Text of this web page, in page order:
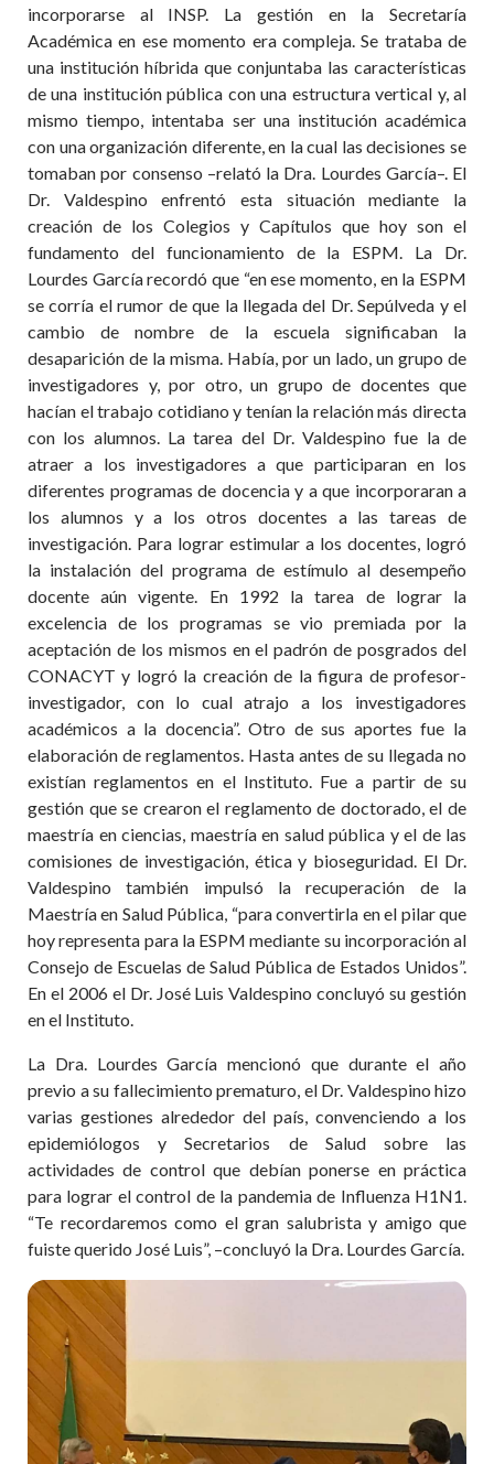
incorporarse al INSP. La gestión en la Secretaría
Académica en ese momento era compleja. Se trataba de
una institución híbrida que conjuntaba las características
de una institución pública con una estructura vertical y, al
mismo tiempo, intentaba ser una institución académica
con una organización diferente, en la cual las decisiones se
tomaban por consenso –relató la Dra. Lourdes García–. El
Dr. Valdespino enfrentó esta situación mediante la
creación de los Colegios y Capítulos que hoy son el
fundamento del funcionamiento de la ESPM. La Dr.
Lourdes García recordó que “en ese momento, en la ESPM
se corría el rumor de que la llegada del Dr. Sepúlveda y el
cambio de nombre de la escuela significaban la
desaparición de la misma. Había, por un lado, un grupo de
investigadores y, por otro, un grupo de docentes que
hacían el trabajo cotidiano y tenían la relación más directa
con los alumnos. La tarea del Dr. Valdespino fue la de
atraer a los investigadores a que participaran en los
diferentes programas de docencia y a que incorporaran a
los alumnos y a los otros docentes a las tareas de
investigación. Para lograr estimular a los docentes, logró
la instalación del programa de estímulo al desempeño
docente aún vigente. En 1992 la tarea de lograr la
excelencia de los programas se vio premiada por la
aceptación de los mismos en el padrón de posgrados del
CONACYT y logró la creación de la figura de profesor-
investigador, con lo cual atrajo a los investigadores
académicos a la docencia”. Otro de sus aportes fue la
elaboración de reglamentos. Hasta antes de su llegada no
existían reglamentos en el Instituto. Fue a partir de su
gestión que se crearon el reglamento de doctorado, el de
maestría en ciencias, maestría en salud pública y el de las
comisiones de investigación, ética y bioseguridad. El Dr.
Valdespino también impulsó la recuperación de la
Maestría en Salud Pública, “para convertirla en el pilar que
hoy representa para la ESPM mediante su incorporación al
Consejo de Escuelas de Salud Pública de Estados Unidos”.
En el 2006 el Dr. José Luis Valdespino concluyó su gestión
en el Instituto.
La Dra. Lourdes García mencionó que durante el año
previo a su fallecimiento prematuro, el Dr. Valdespino hizo
varias gestiones alrededor del país, convenciendo a los
epidemiólogos y Secretarios de Salud sobre las
actividades de control que debían ponerse en práctica
para lograr el control de la pandemia de Influenza H1N1.
“Te recordaremos como el gran salubrista y amigo que
fuiste querido José Luis”, –concluyó la Dra. Lourdes García.